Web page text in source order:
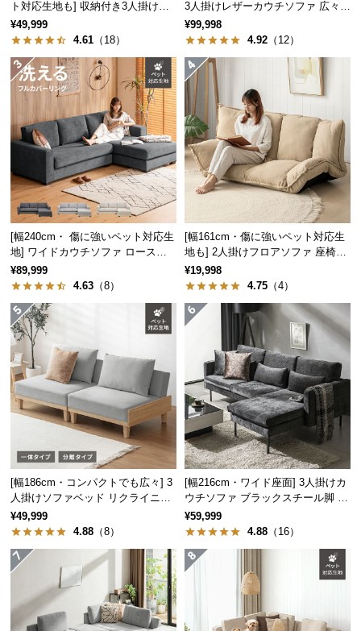
中
型
商
品
の
送
に
て
小
型
商
品
の
配
送
に
つ
い
て
開
梱
設
サ
に
つ
ト対応生地も] 収納付き3人掛け多
機能ソファ
¥49,999
4.61 （18）
3人掛けレザーカウチソファ 広々設
計 高級感
¥99,998
4.92 （12）
[幅240cm・ 傷に強いペット対応生
地] ワイドカウチソファ ロースタ
イル
¥89,999
4.63 （8）
[幅161cm・傷に強いペット対応生
地も] 2人掛けフロアソファ 座椅子
タイプ リクライニング
¥19,998
4.75 （4）
[幅186cm・コンパクトでも広々] 3
人掛けソファベッド リクライニン
グ 天然木フレーム 北欧
¥49,999
4.88 （8）
[幅216cm・ワイド座面] 3人掛けカ
ウチソファ ブラックスチール脚 L
字 ホテルライク 高級感
¥59,999
4.88 （16）